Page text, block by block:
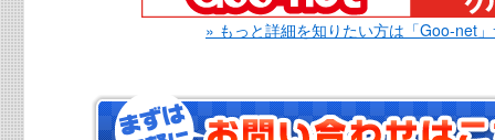
» もっと詳細を知りたい方は「Goo-net